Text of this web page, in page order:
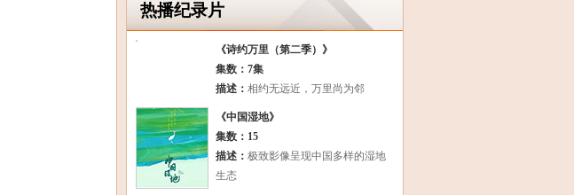
热播纪录片
《诗约万里（第二季）》
集数：7集
描述： 相约无远近，万里尚为邻
《中国湿地》
集数：15
描述： 极致影像呈现中国多样的湿地
生态